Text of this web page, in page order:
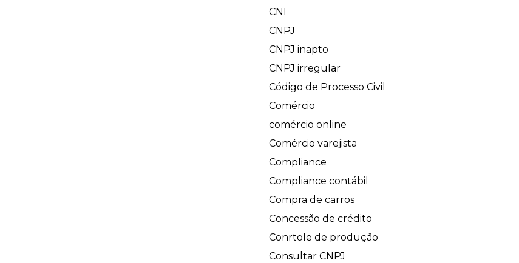
CNI
CNPJ
CNPJ inapto
CNPJ irregular
Código de Processo Civil
Comércio
comércio online
Comércio varejista
Compliance
Compliance contábil
Compra de carros
Concessão de crédito
Conrtole de produção
Consultar CNPJ